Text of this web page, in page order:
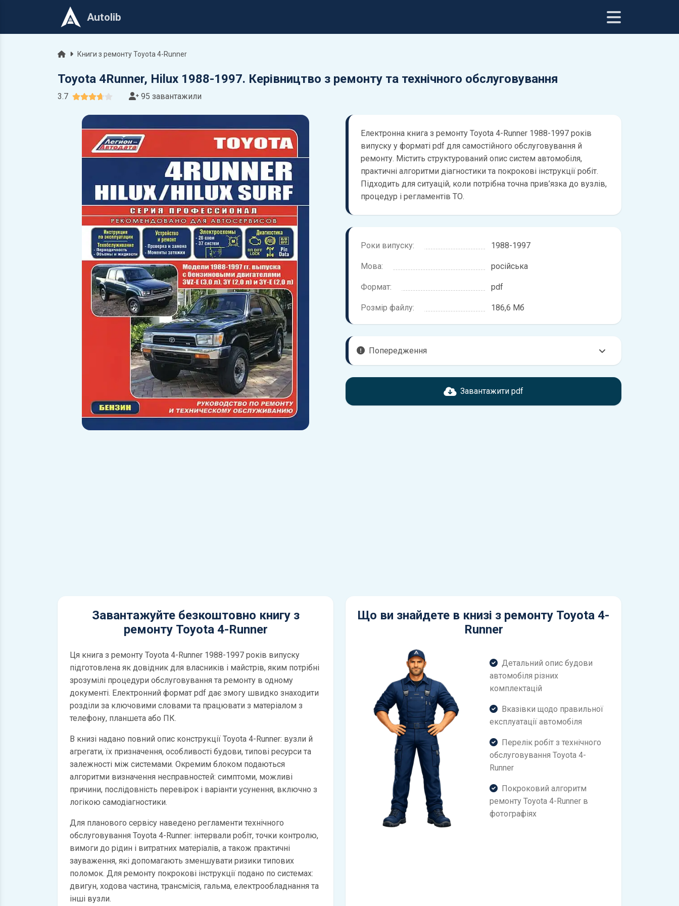
Autolib
ГоловнаКниги з ремонту Toyota 4-Runner
Toyota 4Runner, Hilux 1988-1997. Керівництво з ремонту та технічного обслуговування
3.7 95 завантажили
Електронна книга з ремонту Toyota 4-Runner 1988-1997 років
випуску у форматі pdf для самостійного обслуговування й
ремонту. Містить структурований опис систем автомобіля,
практичні алгоритми діагностики та покрокові інструкції робіт.
Підходить для ситуацій, коли потрібна точна прив’язка до вузлів,
процедур і регламентів ТО.
Роки випуску: 1988-1997
Мова: російська
Формат: pdf
Розмір файлу: 186,6 Мб
Попередження
Перед завантаженням ознайомтесь з характеристиками Toyota 4-Runner,
що надані в книзі. Можливі розбіжності, якщо рік випуску або комплектація
Завантажити pdf
Завантажуйте безкоштовно книгу з
ремонту Toyota 4-Runner
Ця книга з ремонту Toyota 4-Runner 1988-1997 років випуску
підготовлена як довідник для власників і майстрів, яким потрібні
зрозумілі процедури обслуговування та ремонту в одному
документі. Електронний формат pdf дає змогу швидко знаходити
розділи за ключовими словами та працювати з матеріалом з
телефону, планшета або ПК.
В книзі надано повний опис конструкції Toyota 4-Runner: вузли й
агрегати, їх призначення, особливості будови, типові ресурси та
залежності між системами. Окремим блоком подаються
алгоритми визначення несправностей: симптоми, можливі
причини, послідовність перевірок і варіанти усунення, включно з
логікою самодіагностики.
Для планового сервісу наведено регламенти технічного
обслуговування Toyota 4-Runner: інтервали робіт, точки контролю,
вимоги до рідин і витратних матеріалів, а також практичні
зауваження, які допомагають зменшувати ризики типових
поломок. Для ремонту покрокові інструкції подано по системах:
двигун, ходова частина, трансмісія, гальма, електрообладнання та
інші вузли.
Що ви знайдете в книзі з ремонту Toyota 4-
Runner
Детальний опис будови
автомобіля різних
комплектацій
Вказівки щодо правильної
експлуатації автомобіля
Перелік робіт з технічного
обслуговування Toyota 4-
Runner
Покроковий алгоритм
ремонту Toyota 4-Runner в
фотографіях